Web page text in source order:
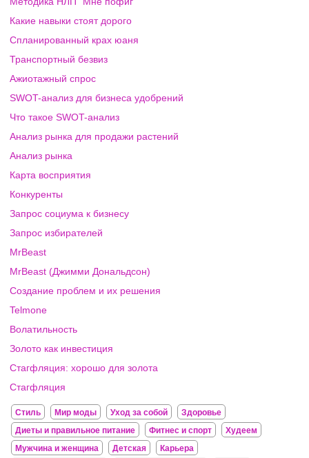
Какие навыки стоят дорого
Спланированный крах юаня
Транспортный безвиз
Ажиотажный спрос
SWOT-анализ для бизнеса удобрений
Что такое SWOT-анализ
Анализ рынка для продажи растений
Анализ рынка
Карта восприятия
Конкуренты
Запрос социума к бизнесу
Запрос избирателей
MrBeast
MrBeast (Джимми Дональдсон)
Создание проблем и их решения
Telmone
Волатильность
Золото как инвестиция
Стагфляция: хорошо для золота
Стагфляция
Стиль Мир моды Уход за собой
Здоровье
Диеты и правильное питание
Фитнес и спорт
Худеем
Мужчина и женщина
Детская
Карьера